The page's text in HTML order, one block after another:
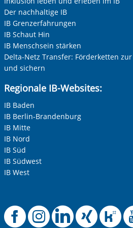
Ihre Telefonnummer
Betreff ihrer Anfrage
Friendly
Alle Informationen zum Schutz
Der nachhaltige IB
IB Grenzerfahrungen
IB Schaut Hin
IB Menschsein stärken
Delta-Netz Transfer: Förderketten
und sichern
Regionale IB-Websites:
IB Baden
IB Berlin-Brandenburg
IB Mitte
IB Nord
IB Süd
IB Südwest
IB West
Offizielle